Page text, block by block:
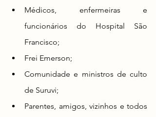
Médicos, enfermeiras e
funcionários do Hospital São
Francisco;
Frei Emerson;
Comunidade e ministros de culto
de Suruvi;
Parentes, amigos, vizinhos e todos